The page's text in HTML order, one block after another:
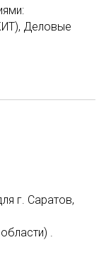
Деловые
г. Саратов,
.